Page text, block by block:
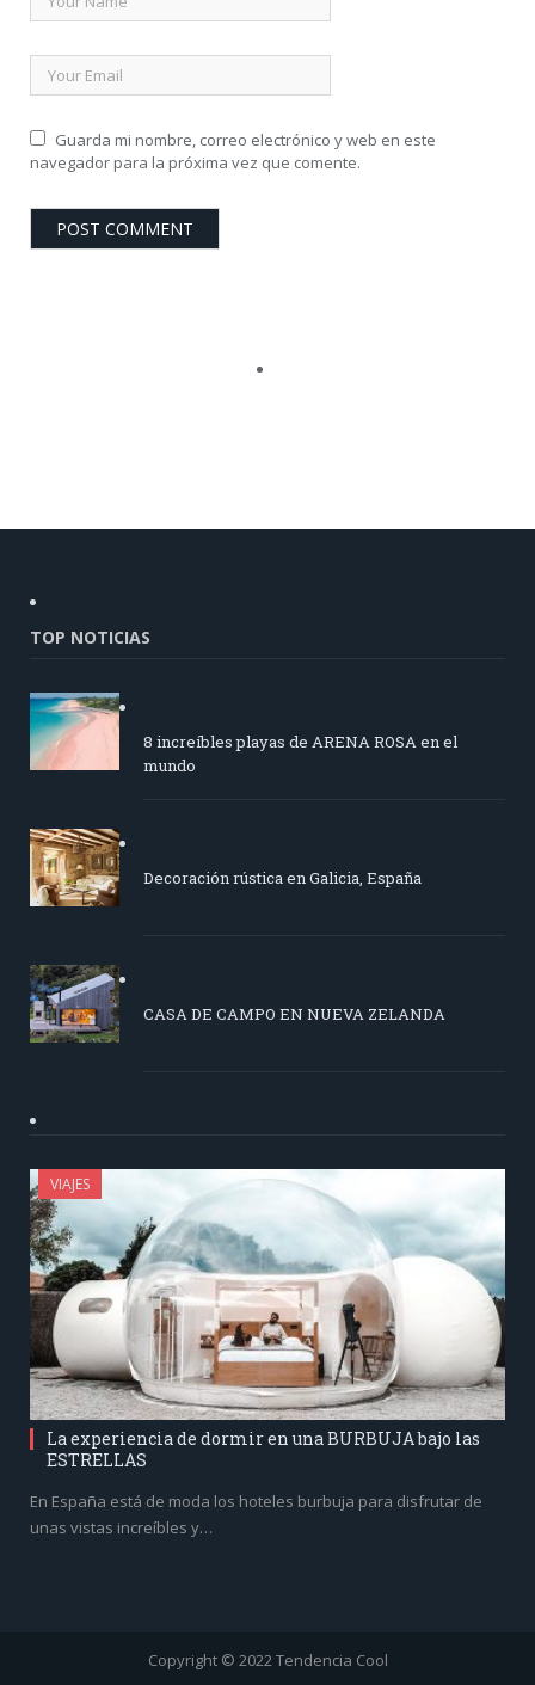
Guarda mi nombre, correo electrónico y web en este
navegador para la próxima vez que comente.
TOP NOTICIAS
8 increíbles playas de ARENA ROSA en el
mundo
Decoración rústica en Galicia, España
CASA DE CAMPO EN NUEVA ZELANDA
VIAJES
La experiencia de dormir en una BURBUJA bajo las
ESTRELLAS
En España está de moda los hoteles burbuja para disfrutar de
unas vistas increíbles y…
Copyright © 2022 Tendencia Cool